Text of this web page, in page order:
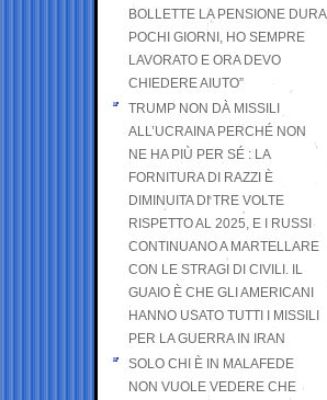
BOLLETTE LA PENSIONE DURA
POCHI GIORNI, HO SEMPRE
LAVORATO E ORA DEVO
CHIEDERE AIUTO”
TRUMP NON DÀ MISSILI
ALL’UCRAINA PERCHÉ NON
NE HA PIÙ PER SÉ : LA
FORNITURA DI RAZZI È
DIMINUITA DI TRE VOLTE
RISPETTO AL 2025, E I RUSSI
CONTINUANO A MARTELLARE
CON LE STRAGI DI CIVILI. IL
GUAIO È CHE GLI AMERICANI
HANNO USATO TUTTI I MISSILI
PER LA GUERRA IN IRAN
SOLO CHI È IN MALAFEDE
NON VUOLE VEDERE CHE